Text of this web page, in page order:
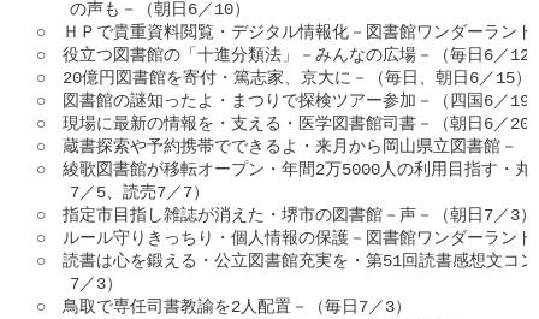
の声も－（朝日6／10）
○　ＨＰで貴重資料閲覧・デジタル情報化－図書館ワンダーラン
○　役立つ図書館の「十進分類法」－みんなの広場－（毎日6／12
○　20億円図書館を寄付・篤志家、京大に－（毎日、朝日6／15）
○　図書館の謎知ったよ・まつりで探検ツアー参加－（四国6／19
○　現場に最新の情報を・支える・医学図書館司書－（朝日6／20
○　蔵書探索や予約携帯でできるよ・来月から岡山県立図書館－
○　綾歌図書館が移転オープン・年間2万5000人の利用目指す・丸
7／5、読売7／7）
○　指定市目指し雑誌が消えた・堺市の図書館－声－（朝日7／3）
○　ルール守りきっちり・個人情報の保護－図書館ワンダーラン
○　読書は心を鍛える・公立図書館充実を・第51回読書感想文コ
7／3）
○　鳥取で専任司書教諭を2人配置－（毎日7／3）